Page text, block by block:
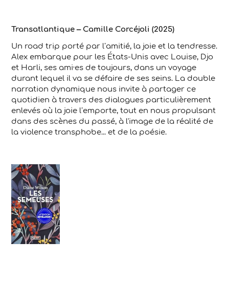
Transatlantique – Camille Corcéjoli (2025)
Un road trip porté par l’amitié, la joie et la tendresse.
Alex embarque pour les États-Unis avec Louise, Djo
et Harli, ses ami·es de toujours, dans un voyage
durant lequel il va se défaire de ses seins. La double
narration dynamique nous invite à partager ce
quotidien à travers des dialogues particulièrement
enlevés où la joie l’emporte, tout en nous propulsant
dans des scènes du passé, à l'image de la réalité de
la violence transphobe... et de la poésie.